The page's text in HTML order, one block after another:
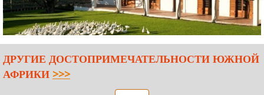
ДРУГИЕ ДОСТОПРИМЕЧАТЕЛЬНОСТИ ЮЖНОЙ
АФРИКИ >>>